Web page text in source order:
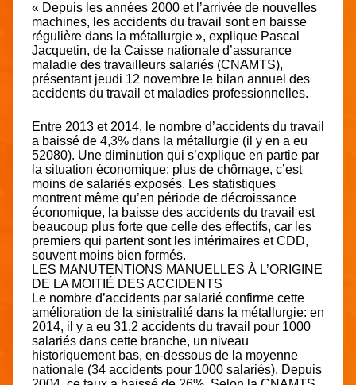
« Depuis les années 2000 et l’arrivée de nouvelles
machines, les accidents du travail sont en baisse
régulière dans la métallurgie », explique Pascal
Jacquetin, de la Caisse nationale d’assurance
maladie des travailleurs salariés (CNAMTS),
présentant jeudi 12 novembre le bilan annuel des
accidents du travail et maladies professionnelles.
Entre 2013 et 2014, le nombre d’accidents du travail
a baissé de 4,3% dans la métallurgie (il y en a eu
52080). Une diminution qui s’explique en partie par
la situation économique: plus de chômage, c’est
moins de salariés exposés. Les statistiques
montrent même qu’en période de décroissance
économique, la baisse des accidents du travail est
beaucoup plus forte que celle des effectifs, car les
premiers qui partent sont les intérimaires et CDD,
souvent moins bien formés.
LES MANUTENTIONS MANUELLES À L’ORIGINE
DE LA MOITIÉ DES ACCIDENTS
Le nombre d’accidents par salarié confirme cette
amélioration de la sinistralité dans la métallurgie: en
2014, il y a eu 31,2 accidents du travail pour 1000
salariés dans cette branche, un niveau
historiquement bas, en-dessous de la moyenne
nationale (34 accidents pour 1000 salariés). Depuis